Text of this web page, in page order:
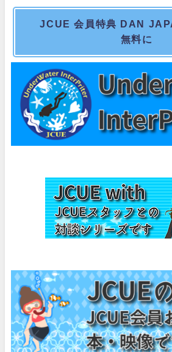
JCUE 会員特典 DAN
無料に